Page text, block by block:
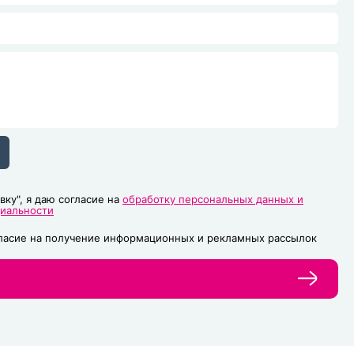
я даю согласие на обработку персональных данных и
на получение информационных и рекламных рассылок